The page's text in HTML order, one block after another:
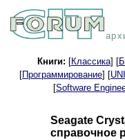
Книги: [Классика] [
[Программирование] [
[Software
Seagate
справочное